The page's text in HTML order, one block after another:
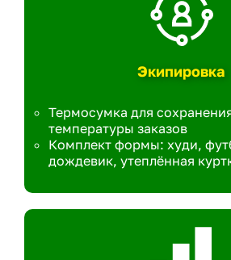
Экипировка
Термосумка для
температуры заказов
Комплект формы: худи,
дождевик, утеплённая